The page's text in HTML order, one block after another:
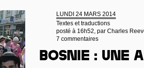
LUNDI 24 MARS 2014
Textes et traductions
posté à 16h52, par Charles
7 commentaires
Bosnie : une